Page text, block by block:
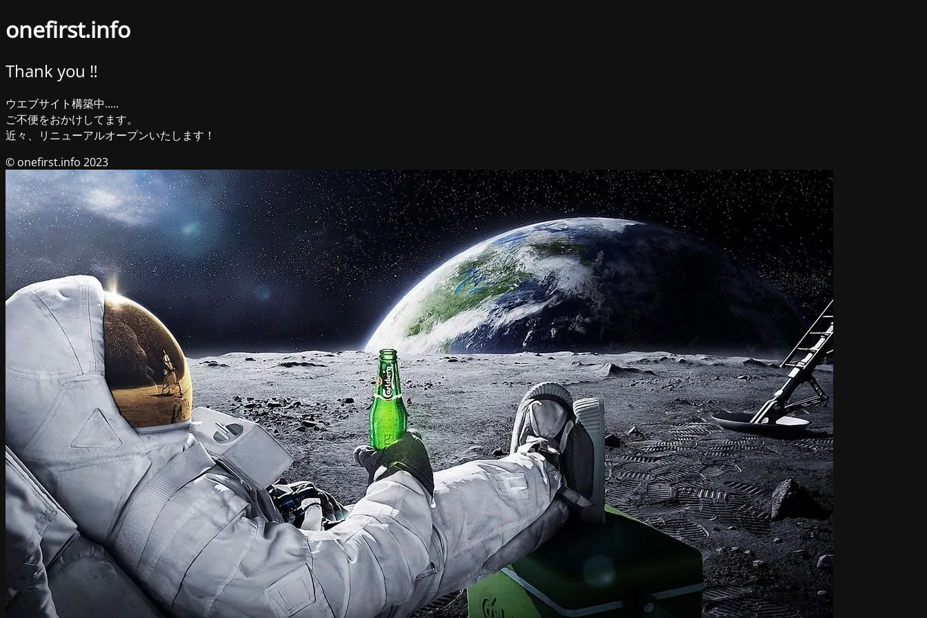
onefirst.info
Thank you ‼︎
ウエブサイト構築中.....
ご不便をおかけしてます。
近々、リニューアルオープンいたします！
© onefirst.info 2023